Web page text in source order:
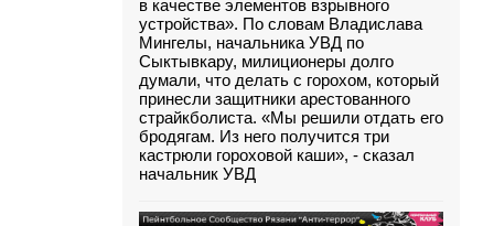
в качестве элементов взрывного
устройства». По словам Владислава
Мингелы, начальника УВД по
Сыктывкару, милиционеры долго
думали, что делать с горохом, который
принесли защитники арестованного
страйкболиста. «Мы решили отдать его
бродягам. Из него получится три
кастрюли гороховой каши», - сказал
начальник УВД